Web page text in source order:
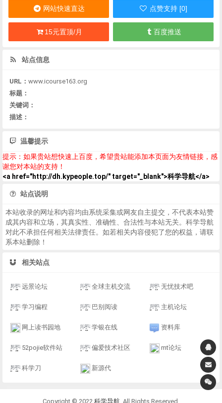
网站快速直达 点赞支持 [0]
15元置顶/月 百度推送
站点信息
URL： www.icourse163.org
标题：
关键词：
描述：
温馨提示
提示：如果贵站想快速上百度，希望贵站能添加本页面为友情链接，感
谢您对本站的支持！
<a href="http://dh.kypeople.top/" target="_blank">科学导航</a>
站点说明
本站收录的网址和内容均由系统采集或网友自主提交，不代表本站赞
成其内容和立场，其真实性、准确性、合法性与本站无关。科学导航
对此不承担任何相关法律责任。如若相关内容侵犯了您的权益，请联
系本站删除！
相关站点
远景论坛 全球主机交流 无忧技术吧
学习编程 巴别阅读 主机论坛
网上读书园地 学银在线 资料库
52pojie软件站 偏爱技术社区 mt论坛
科学刀 新源代
Copyright © 2022 科学导航 . All Rights Reserved.